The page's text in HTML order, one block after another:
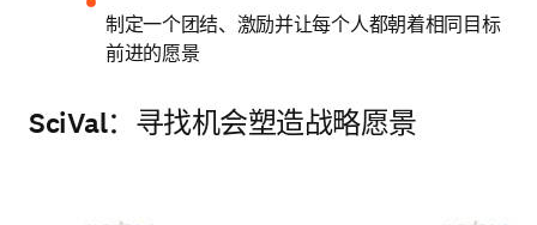
制定一个团结、激励并让每个人都朝着相同目标
前进的愿景
SciVal：寻找机会塑造战略愿景